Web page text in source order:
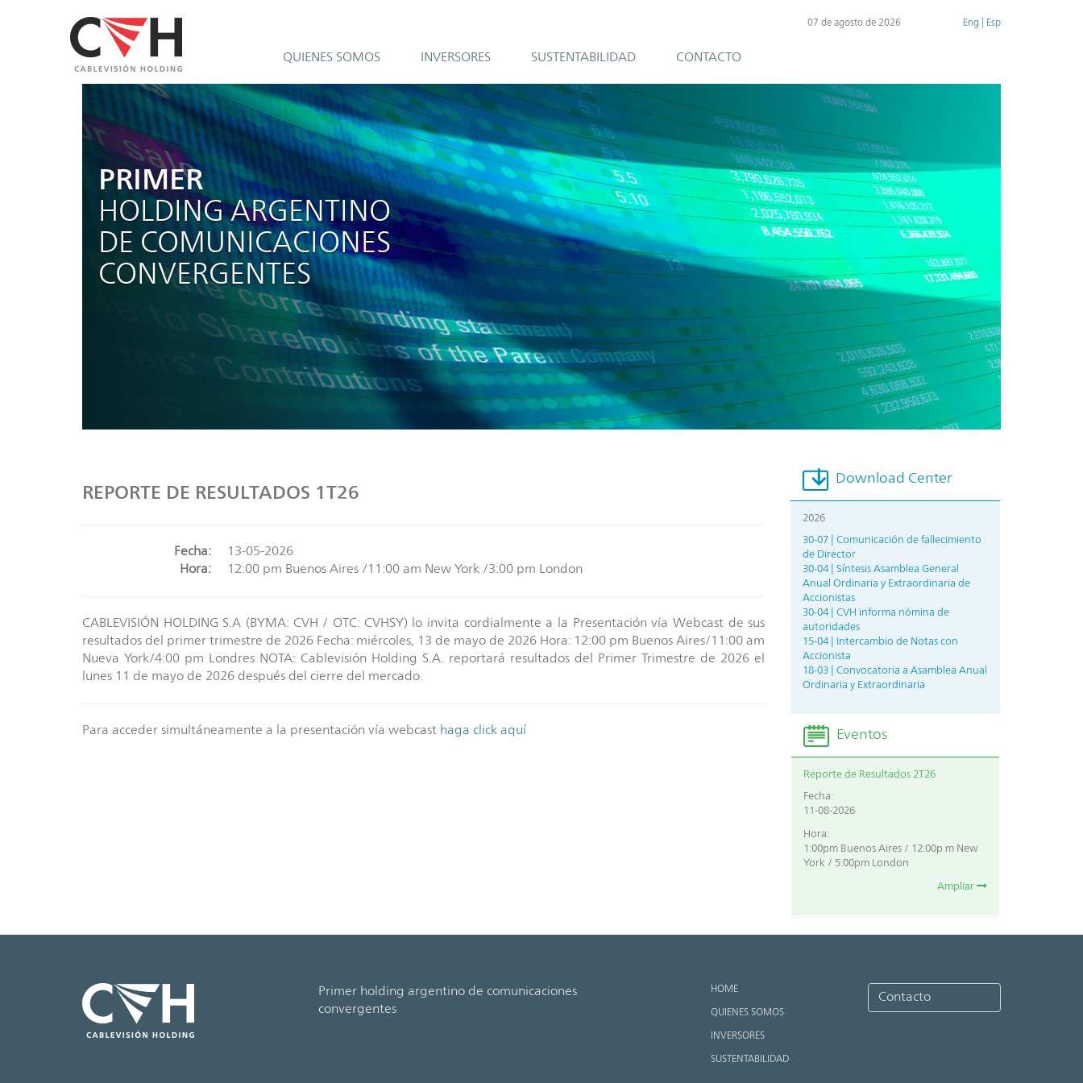
07 de agosto de 2026 Eng Esp
QUIENES SOMOS INVERSORES SUSTENTABILIDAD CONTACTO
PRIMER
HOLDING ARGENTINO
DE COMUNICACIONES
CONVERGENTES
REPORTE DE RESULTADOS 1T26
Fecha:
13-05-2026
Hora:
12:00 pm Buenos Aires /11:00 am New York /3:00 pm London
CABLEVISIÓN HOLDING S.A (BYMA: CVH / OTC: CVHSY) lo invita cordialmente a la Presentación vía Webcast de sus
resultados del primer trimestre de 2026 Fecha: miércoles, 13 de mayo de 2026 Hora: 12:00 pm Buenos Aires/11:00 am
Nueva York/4:00 pm Londres NOTA: Cablevisión Holding S.A. reportará resultados del Primer Trimestre de 2026 el
lunes 11 de mayo de 2026 después del cierre del mercado.
Para acceder simultáneamente a la presentación vía webcast haga click aquí
Download Center
2026
30-07 | Comunicación de fallecimiento
de Director
30-04 | Síntesis Asamblea General
Anual Ordinaria y Extraordinaria de
Accionistas
30-04 | CVH informa nómina de
autoridades
15-04 | Intercambio de Notas con
Accionista
18-03 | Convocatoria a Asamblea Anual
Ordinaria y Extraordinaria
Eventos
Reporte de Resultados 2T26
Fecha:
11-08-2026
Hora:
1:00pm Buenos Aires / 12:00p m New
York / 5:00pm London
Ampliar
Primer holding argentino de comunicaciones
convergentes
HOME
QUIENES SOMOS
INVERSORES
SUSTENTABILIDAD
Contacto